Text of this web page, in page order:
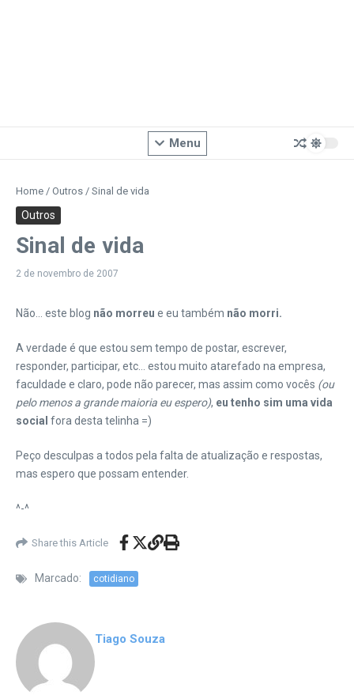
Menu
Home / Outros / Sinal de vida
Outros
Sinal de vida
2 de novembro de 2007
Não… este blog não morreu e eu também não morri.
A verdade é que estou sem tempo de postar, escrever,
responder, participar, etc… estou muito atarefado na empresa,
faculdade e claro, pode não parecer, mas assim como vocês (ou
pelo menos a grande maioria eu espero), eu tenho sim uma vida
social fora desta telinha =)
Peço desculpas a todos pela falta de atualização e respostas,
mas espero que possam entender.
^-^
Share this Article
Marcado: cotidiano
Tiago Souza